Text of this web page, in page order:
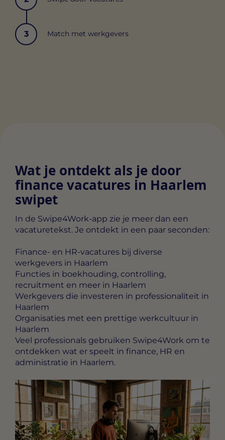
3 Match met werkgevers
Wat je ontdekt als je door
finance vacatures in Haarlem
swipet
In de Swipe4Work-app zie je meer dan een
vacaturetekst. Je ontdekt in een paar seconden:
Finance- en HR-vacatures bij diverse
werkgevers in Haarlem
Functies in boekhouding, controlling,
recruitment en meer in Haarlem
Werkgevers die investeren in professionaliteit in
Haarlem
Organisaties met een prettige werkcultuur in
Haarlem
Veel professionals gebruiken Swipe4Work om te
ontdekken wat er speelt in finance, HR en
administratie in Haarlem.